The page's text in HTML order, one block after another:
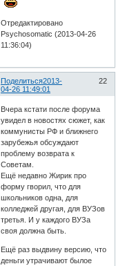
Отредактировано
Psychosomatic (2013-04-26
11:36:04)
Поделиться 22
2013-
04-26 11:49:01
Вчера кстати после форума
увидел в новостях сюжет, как
коммунисты РФ и ближнего
зарубежья обсуждают
проблему возврата к
Советам.
Ещё недавно Жирик про
форму гворил, что для
школьников одна, для
колледжей другая, для ВУЗов
третья. И у каждого ВУЗа
своя должна быть.
Ещё раз выдвину версию, что
деньги утрачивают былое